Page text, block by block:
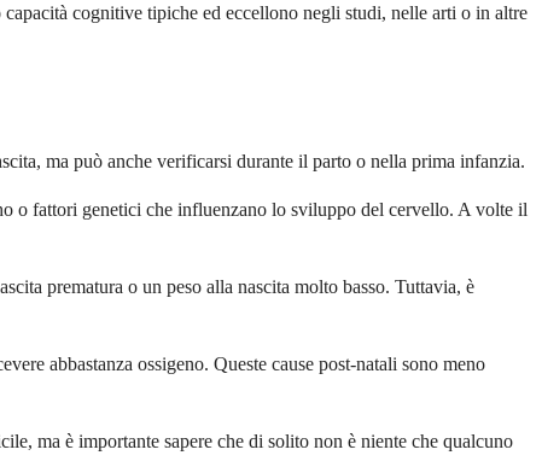
cognitive tipiche ed eccellono negli studi, nelle arti o in altre
ma può anche verificarsi durante il parto o nella prima infanzia.
o fattori genetici che influenzano lo sviluppo del cervello. A volte il
prematura o un peso alla nascita molto basso. Tuttavia, è
abbastanza ossigeno. Queste cause post-natali sono meno
ma è importante sapere che di solito non è niente che qualcuno